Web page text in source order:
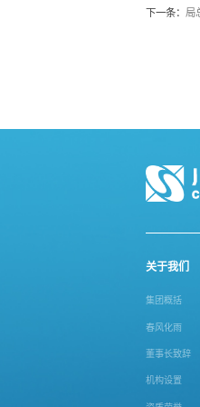
下一条： 局
关于我们
集团概括
春风化雨
董事长致辞
机构设置